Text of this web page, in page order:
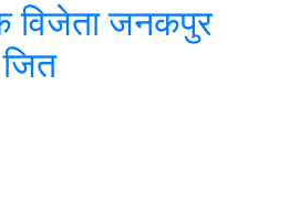
विजेता जनकपुर